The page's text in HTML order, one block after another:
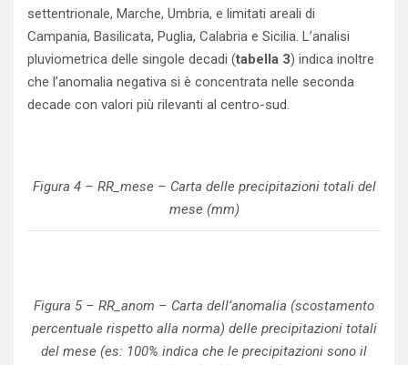
settentrionale, Marche, Umbria, e limitati areali di
Campania, Basilicata, Puglia, Calabria e Sicilia. L’analisi
pluviometrica delle singole decadi (tabella 3) indica inoltre
che l’anomalia negativa si è concentrata nelle seconda
decade con valori più rilevanti al centro-sud.
Figura 4 – RR_mese – Carta delle precipitazioni totali del
mese (mm)
Figura 5 – RR_anom – Carta dell’anomalia (scostamento
percentuale rispetto alla norma) delle precipitazioni totali
del mese (es: 100% indica che le precipitazioni sono il